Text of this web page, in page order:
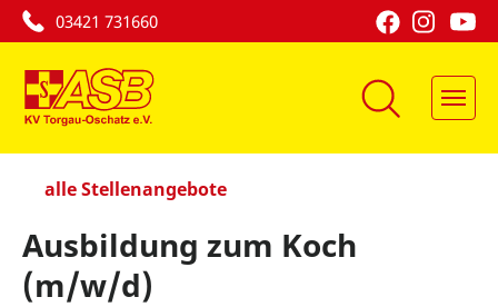
03421 731660
Ausbildung zum Koch
(m/w/d)